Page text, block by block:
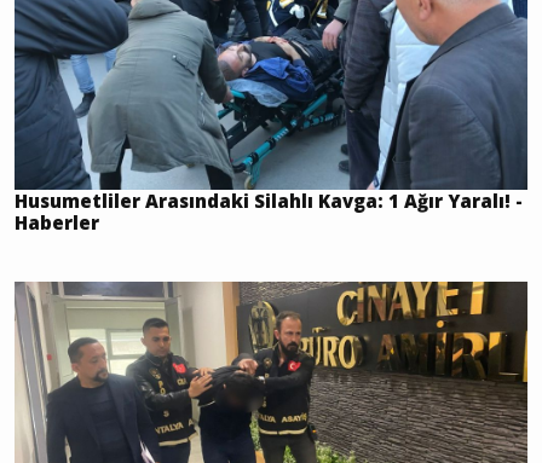
Husumetliler Arasındaki Silahlı Kavga: 1 Ağır Yaralı! -
Haberler